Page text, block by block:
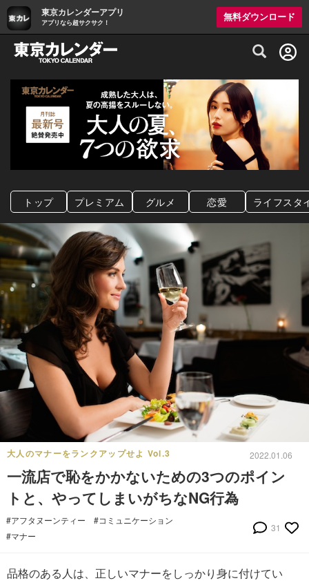
東京カレンダーアプリ
アプリなら超サクサク！
無料ダウンロード
グルメ情報・プレミアムレストラン予約
トップ プレミアム グルメ 恋愛 ライフスタ
大人のマナーをランクアップせよ Vol.3 2022.01.06
一流店で恥をかかないための3つのポイン
トと、やってしまいがちなNG行為
#アフタヌーンティー
#コミュニケーション
#マナー
31
品格のある人は、正しいマナーをしっかり身に付けてい